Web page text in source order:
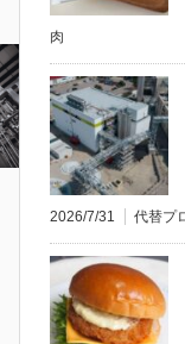
肉
2026/7/31 代替プ